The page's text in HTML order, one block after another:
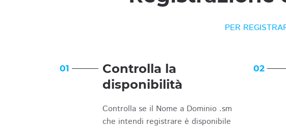
PER
01
Controlla la
disponibilità
Controlla se il Nome a Dominio .sm
che intendi registrare è disponibile
02